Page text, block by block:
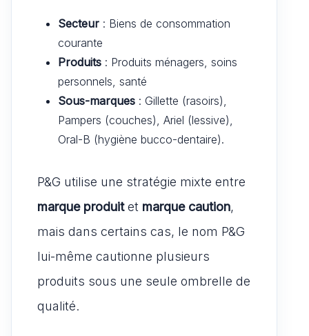
Secteur : Biens de consommation
courante
Produits : Produits ménagers, soins
personnels, santé
Sous-marques : Gillette (rasoirs),
Pampers (couches), Ariel (lessive),
Oral-B (hygiène bucco-dentaire).
P&G utilise une stratégie mixte entre
marque produitet marque caution,
mais dans certains cas, le nom P&G
lui-même cautionne plusieurs
produits sous une seule ombrelle de
qualité.